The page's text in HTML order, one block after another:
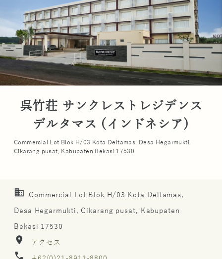
呉竹荘 サンクレストレジデンス
デルタマス (インドネシア)
Commercial Lot Blok H/03 Kota Deltamas, Desa Hegarmukti,
Cikarang pusat, Kabupaten Bekasi 17530
business Commercial Lot Blok H/03 Kota Deltamas,
Desa Hegarmukti, Cikarang pusat, Kabupaten
Bekasi 17530
location_on アクセス
phone